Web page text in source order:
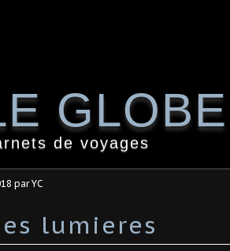
de voyages
par YC
lumieres